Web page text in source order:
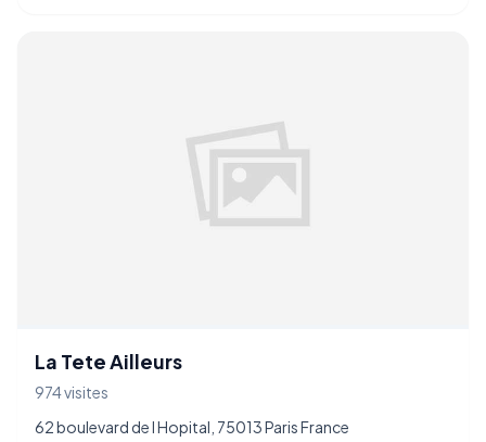
La Tete Ailleurs
974 visites
62 boulevard de l Hopital, 75013 Paris France